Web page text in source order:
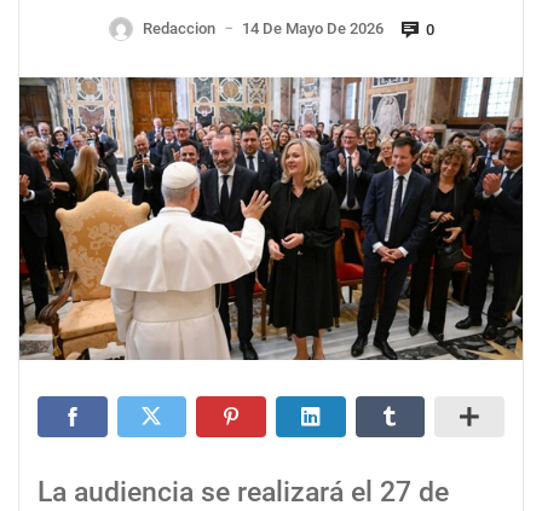
Redaccion — 14 De Mayo De 2026 0
La audiencia se realizará el 27 de